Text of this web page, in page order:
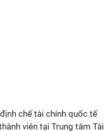
chế tài chính quốc tế
viên tại Trung tâm Tài